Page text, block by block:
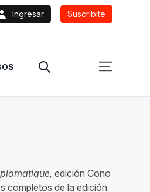
Ingresar Suscribite
edición Cono
completos de la edición